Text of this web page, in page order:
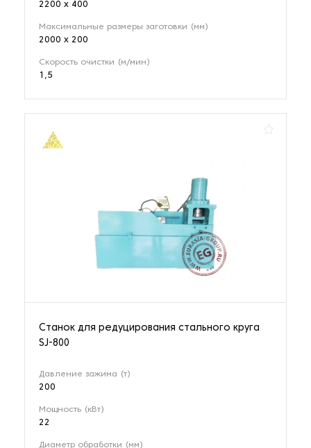
2200 х 400
Максимальные размеры заготовки (мм)
2000 х 200
Скорость очистки (м/мин)
1,5
Станок для редуцирования стального круга
SJ-800
Давление зажима (т)
200
Мощность (кВт)
22
Диаметр обработки (мм)